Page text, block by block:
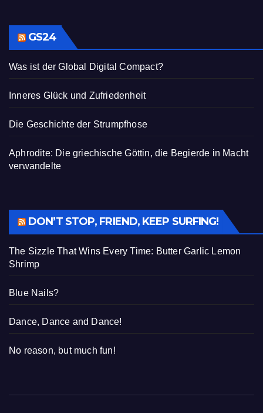
GS24
Was ist der Global Digital Compact?
Inneres Glück und Zufriedenheit
Die Geschichte der Strumpfhose
Aphrodite: Die griechische Göttin, die Begierde in Macht
verwandelte
DON’T STOP, FRIEND, KEEP SURFING!
The Sizzle That Wins Every Time: Butter Garlic Lemon
Shrimp
Blue Nails?
Dance, Dance and Dance!
No reason, but much fun!